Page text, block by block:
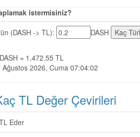
istermisiniz?
(DASH -> TL):
DASH
= 1,472.55 TL
2026, Cuma 07:04:02
TL Değer Çevirileri
Eder